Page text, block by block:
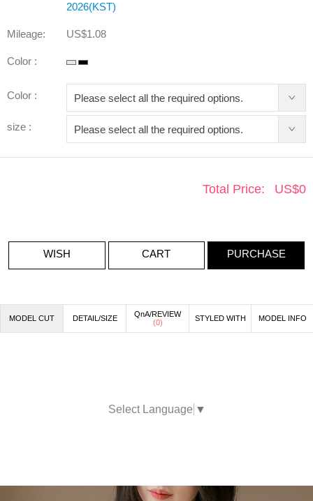
2026(KST)
Mileage: US$1.08
Color :
Color :
size :
Total Price: US$0
WISH CART PURCHASE
MODEL CUT DETAIL/SIZE
QnA/REVIEW
(0) STYLED WITH MODEL INFO
Select Language ▼